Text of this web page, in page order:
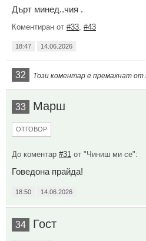
Дърт минед..чия .
Коментиран от #33, #43
18:47 14.06.2026
32 Този коментар е премахнат от
33 Марш
ОТГОВОР
До коментар #31 от "Чиниш ми се":
Говедона прайда!
18:50 14.06.2026
34 Гост